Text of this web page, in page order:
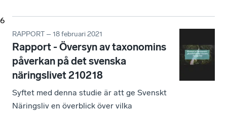
6
RAPPORT – 18 februari 2021
Rapport - Översyn av taxonomins
påverkan på det svenska
näringslivet 210218
Syftet med denna studie är att ge Svenskt
Näringsliv en överblick över vilka